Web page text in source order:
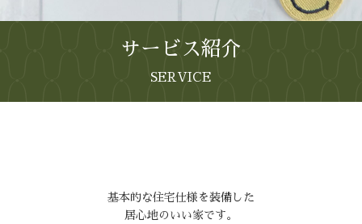
サービス紹介
SERVICE
基本的な住宅仕様を装備した
居心地のいい家です。